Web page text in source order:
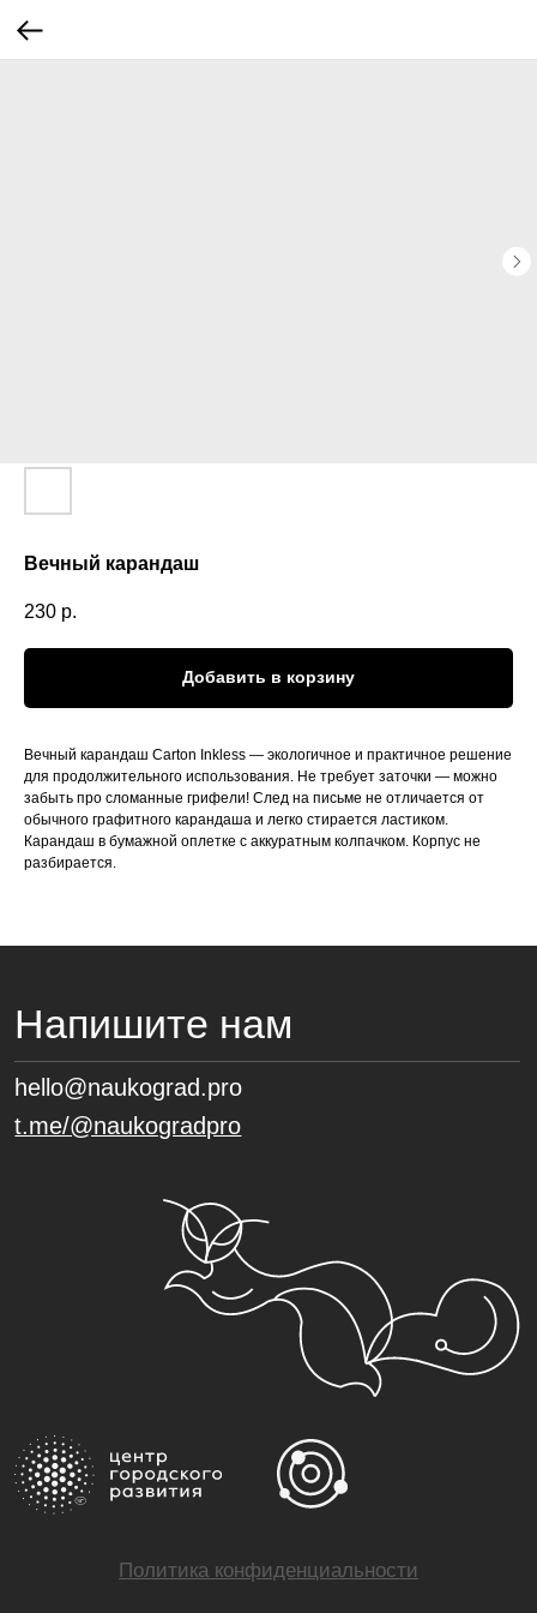
Вечный карандаш
230 р.
Добавить в корзину
Вечный карандаш Carton Inkless — экологичное и практичное решение
для продолжительного использования. Не требует заточки — можно
забыть про сломанные грифели! След на письме не отличается от
обычного графитного карандаша и легко стирается ластиком.
Карандаш в бумажной оплетке с аккуратным колпачком. Корпус не
разбирается.
Политика конфиденциальности
Напишите нам
hello@naukograd.pro